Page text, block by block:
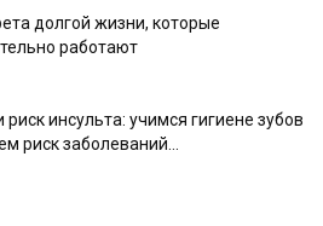
долгой жизни, которые
работают
риск инсульта: учимся гигиене зубов
риск заболеваний...